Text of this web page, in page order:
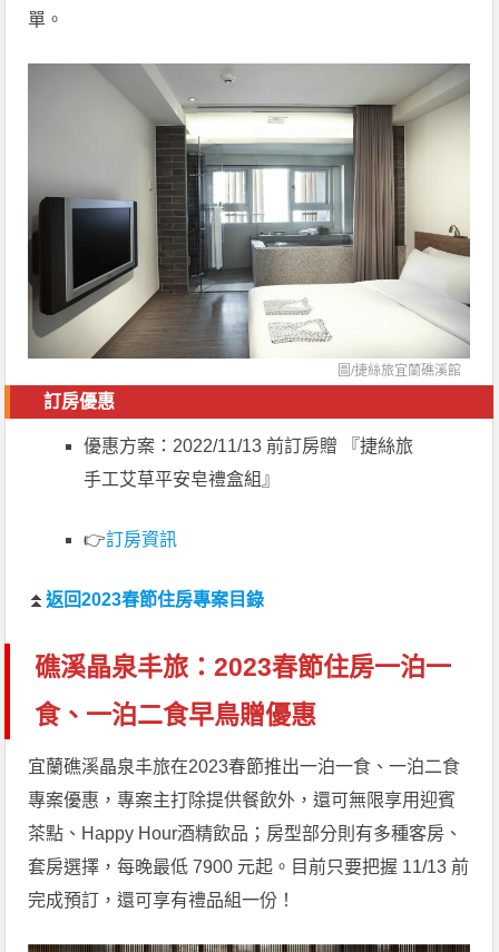
單。
圖/捷絲旅宜蘭礁溪館
訂房優惠
優惠方案：2022/11/13 前訂房贈 『捷絲旅
手工艾草平安皂禮盒組』
👉訂房資訊
⏫返回2023春節住房專案目錄
礁溪晶泉丰旅：2023春節住房一泊一
食、一泊二食早鳥贈優惠
宜蘭礁溪晶泉丰旅在2023春節推出一泊一食、一泊二食
專案優惠，專案主打除提供餐飲外，還可無限享用迎賓
茶點、Happy Hour酒精飲品；房型部分則有多種客房、
套房選擇，每晚最低 7900 元起。目前只要把握 11/13 前
完成預訂，還可享有禮品組一份！